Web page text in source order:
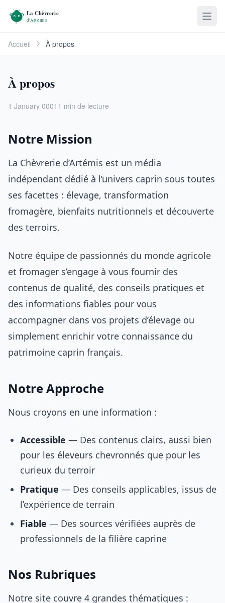
Accueil À propos
À propos
1 January 0001 1 min de lecture
Notre Mission
La Chèvrerie d’Artémis est un média
indépendant dédié à l’univers caprin sous toutes
ses facettes : élevage, transformation
fromagère, bienfaits nutritionnels et découverte
des terroirs.
Notre équipe de passionnés du monde agricole
et fromager s’engage à vous fournir des
contenus de qualité, des conseils pratiques et
des informations fiables pour vous
accompagner dans vos projets d’élevage ou
simplement enrichir votre connaissance du
patrimoine caprin français.
Notre Approche
Nous croyons en une information :
Accessible — Des contenus clairs, aussi bien
pour les éleveurs chevronnés que pour les
curieux du terroir
Pratique — Des conseils applicables, issus de
l’expérience de terrain
Fiable — Des sources vérifiées auprès de
professionnels de la filière caprine
Nos Rubriques
Notre site couvre 4 grandes thématiques :